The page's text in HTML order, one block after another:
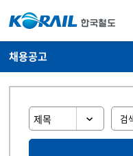
채용공고